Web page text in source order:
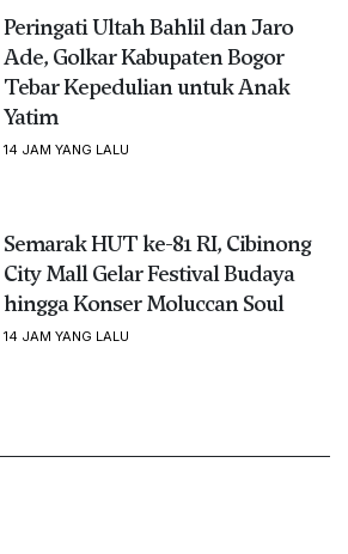
Peringati Ultah Bahlil dan Jaro
Ade, Golkar Kabupaten Bogor
Tebar Kepedulian untuk Anak
Yatim
14 JAM YANG LALU
Semarak HUT ke-81 RI, Cibinong
City Mall Gelar Festival Budaya
hingga Konser Moluccan Soul
14 JAM YANG LALU